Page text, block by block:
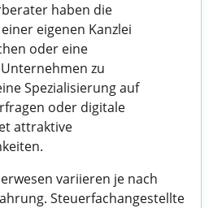
haben die
eigenen Kanzlei
oder eine
zu
Spezialisierung auf
oder digitale
attraktive
variieren je nach
Steuerfachangestellte